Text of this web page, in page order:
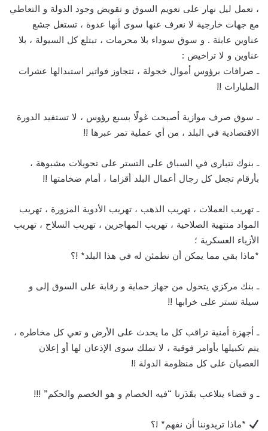
، تعمل ليل نهار على تعويم السوق و تقويض وجود الدولة و التعاطي
مع جهات خارجية لا نعرف عنها سوى أنها عدوة ، تستغل جشع
عناوين عابثة . و سوق سوداء بلا محرمات ، تبتلع كل السيولة ، بلا
عناوين و لا تراخيص :
ـ صرافات برؤوس أموال خجولة ، تتجاوز فواتير استبدالها عشرات
المليارات !!
ـ سوق صرف موازية أصبحت غولًا بسبع رؤوس ، لا تستفيد الدورة
الاقتصادية في البلد ، من أي عملية تمر عبرها !!
ـ بنوك تتبارى في السباق على التستر على تحويلات مشبوهة ،
بأرقام تجعل كل رجال أعمال البلد أقزاما ، أمام ضخامتها !!
ـ تهريب العملات ، تهريب الذهب ، تهريب الأدوية المزورة ، تهريب
المواد منتهية الصلاحية ، تهريب المهاجرين ، تهريب السلاح ، تهريب
الأزياء العسكرية ؛
*ماذا بقي مما يمكن أن نطمئن له في هذا البلد* !؟
ـ بنك مركزي يتحول من جهاز حماية و رقابة على السوق إلى و
سيلة تستر على خرابها !!
ـ أجهزة أمنية تراقب كل ما يحدث على الأرض و تعي كل مخاطره ،
يتم تكبيلها بأوامر فوقية ، لا تملك سوى الإذعان لها أو إعلان
العصيان على كل منظومة الدولة !!
ـ و قضاء يتلاعب بقَدَرنا “فيه الخصام و هو الخصم والحكم” !!!
*ماذا تريدوننا أن نفهم* !؟